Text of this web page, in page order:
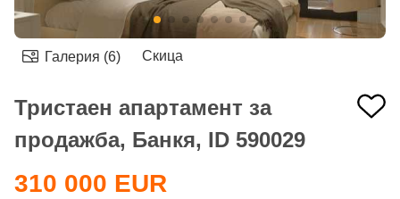
Галерия (6) Скица
Тристаен апартамент за
продажба, Банкя, ID 590029
310 000 EUR